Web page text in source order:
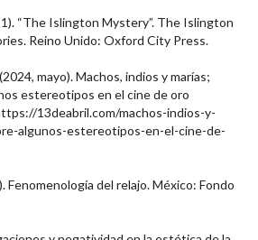
“The Islington Mystery”. The Islington
Reino Unido: Oxford City Press.
mayo). Machos, indios y marías;
estereotipos en el cine de oro
13deabril.com/machos-indios-y-
algunos-estereotipos-en-el-cine-de-
Fenomenología del relajo. México: Fondo